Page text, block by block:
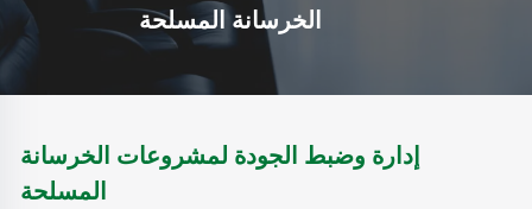
الخرسانة المسلحة
إدارة وضبط الجودة لمشروعات الخرسانة
المسلحة